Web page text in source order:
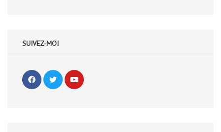
SUIVEZ-MOI